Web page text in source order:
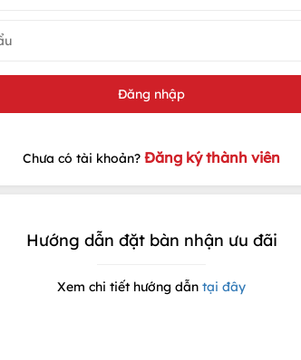
Chưa có tài khoản? Đăng ký thành viên
Hướng dẫn đặt bàn nhận ưu đãi
Xem chi tiết hướng dẫn tại đây